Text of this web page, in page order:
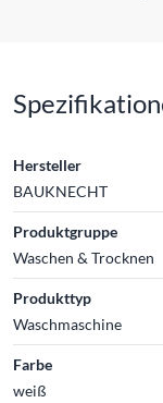
Hersteller
BAUKNECHT
Produktgruppe
Waschen & Trocknen
Produkttyp
Waschmaschine
Farbe
weiß